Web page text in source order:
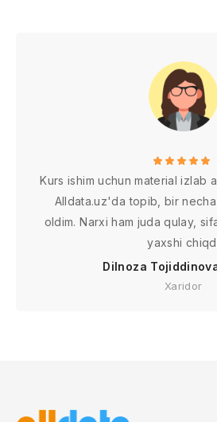
Kurs ishim uchun material izlab
Alldata.uz'da topib, bir
oldim. Narxi ham juda qulay,
yaxshi
Dilnoza
Xaridor